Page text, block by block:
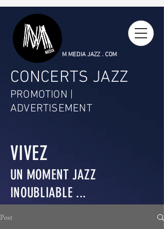
M MEDIA JAZZ . COM
CONCERTS JAZZ
PROMOTION |
ADVERTISEMENT
VIVEZ
UN MOMENT JAZZ
INOUBLIABLE ...
Post